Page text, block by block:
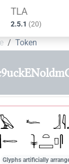
TLA
2.5.1 (20)
Token
Glyphs artificially